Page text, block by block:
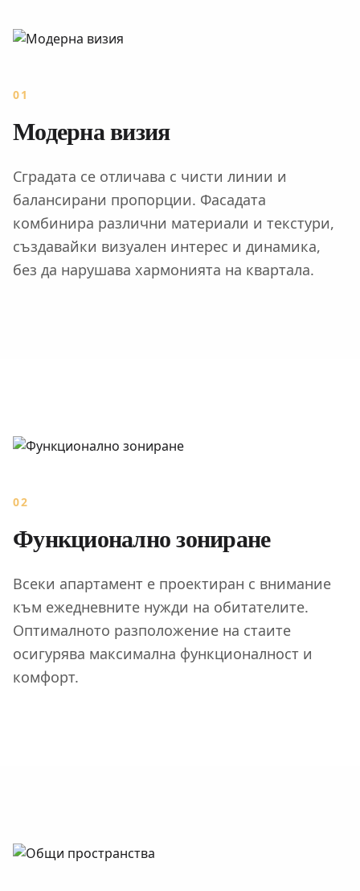
01
Модерна визия
Сградата се отличава с чисти линии и
балансирани пропорции. Фасадата
комбинира различни материали и текстури,
създавайки визуален интерес и динамика,
без да нарушава хармонията на квартала.
02
Функционално зониране
Всеки апартамент е проектиран с внимание
към ежедневните нужди на обитателите.
Оптималното разположение на стаите
осигурява максимална функционалност и
комфорт.